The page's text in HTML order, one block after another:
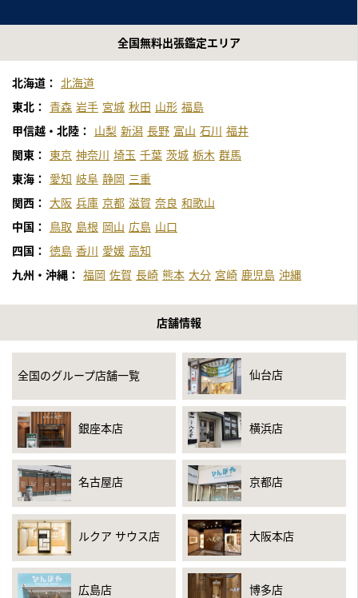
全国無料出張鑑定エリア
北海道： 北海道
東北： 青森 岩手 宮城 秋田 山形 福島
甲信越・北陸：
山梨 新潟 長野 富山 石川 福井
関東：
東京 神奈川 埼玉 千葉 茨城 栃木 群馬
東海：
愛知 岐阜 静岡 三重
関西： 大阪 兵庫 京都 滋賀 奈良 和歌山
中国：
鳥取 島根 岡山 広島 山口
四国： 徳島 香川 愛媛 高知
九州・沖縄： 福岡 佐賀 長崎 熊本 大分 宮崎 鹿児島 沖縄
店舗情報
全国のグループ店舗一覧 仙台店
銀座本店 横浜店
名古屋店 京都店
ルクア サウス店 大阪本店
広島店 博多店